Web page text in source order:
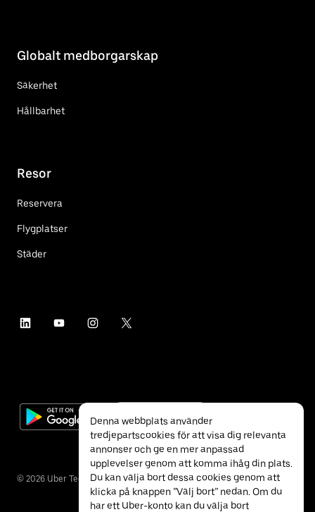
Globalt medborgarskap
Säkerhet
Hållbarhet
Resor
Reservera
Flygplatser
Städer
© 2026 Uber Technologies Inc.
Denna webbplats använder
tredjepartscookies för att visa dig relevanta
annonser och ge en mer anpassad
upplevelser genom att komma ihåg din plats.
Du kan välja bort dessa cookies genom att
klicka på knappen ”Välj bort” nedan. Om du
har ett Uber-konto kan du välja bort